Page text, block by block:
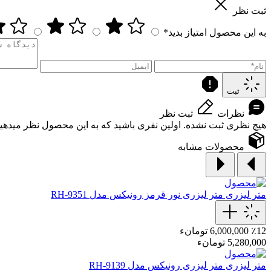
ثبت نظر
به این محصول امتیاز بدید*
ثبت
نظرات
ثبت نظر
هیچ نظری ثبت نشده. اولین نفری باشید که به این محصول نظر
محصولات مشابه
متر لیزری متر لیزری نور قرمز رونیکس مدل RH-9351
٪12 6,000,000 تومانء
5,280,000 تومانء
متر لیزری متر لیزری رونیکس مدل RH-9139